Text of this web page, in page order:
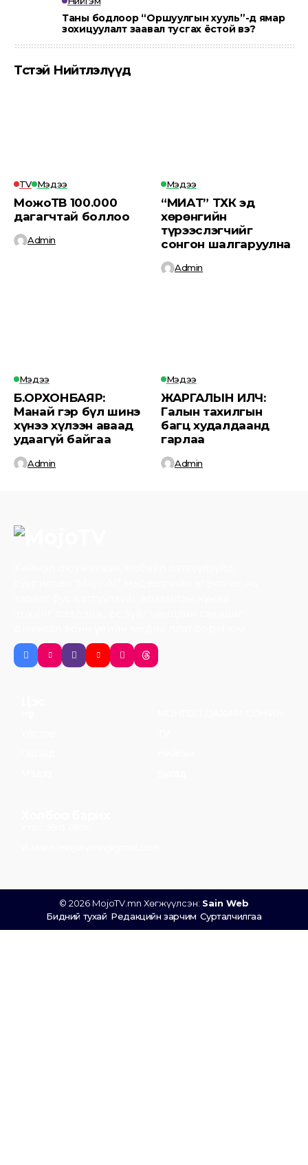
Таны бодлоор “Оршуулгын хууль”-д ямар
зохицуулалт заавал тусгах ёстой вэ?
Төсөөтэй Нийтлэлүүд
TV Мэдээ
МожоТВ 100.000
дагагчтай боллоо
Admin
Мэдээ
“МИАТ” ТӨХК эд
хөрөнгийн
түрээслэгчийг
сонгон шалгаруулна
Admin
Мэдээ
Б.ОРХОНБАЯР:
Манай гэр бүл шинэ
хүнээ хүлээн аваад
удаагүй байгаа
Admin
Мэдээ
ЖАРГАЛЫН ИЛЧ:
Галын тахилгын
багц худалдаанд
гарлаа
Admin
© 2026 MojoTV.mn Хөгжүүлсэн: Sain Web
Бидний тухай Редакцийн зарчим Сурталчилгаа